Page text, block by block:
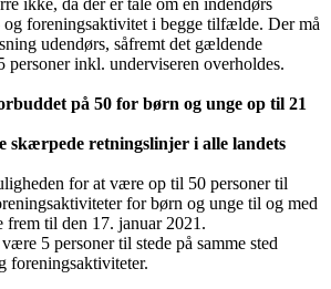
foreningsaktivitet i begge tilfælde. Der må
udendørs, såfremt det gældende
personer inkl. underviseren overholdes.
på 50 for børn og unge op til 21
skærpede retningslinjer i alle landets
for at være op til 50 personer til
for børn og unge til og med
frem til den 17. januar 2021.
5 personer til stede på samme sted
foreningsaktiviteter.